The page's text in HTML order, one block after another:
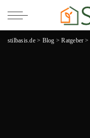
stilbasis.de> Blog >Ratgeber >